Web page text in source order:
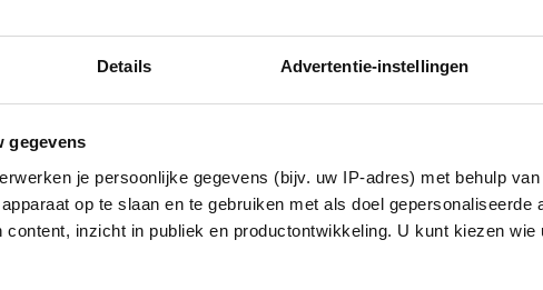
Details Advertentie-instellingen
gegevens
je persoonlijke gegevens (bijv. uw IP-adres) met behulp
op te slaan en te gebruiken met als doel gepersonaliseerde
content, inzicht in publiek en productontwikkeling. U kunt kiezen wie
vloer?
. Als je wilt inclusief het leggen van de vloer. Zij hebben
en uitvoeringen. Als je de vloer zelf gaat leggen dan
vloer je nodig hebt. Houd daarbij rekening met verlies
geldt uiteraard ook voor een ondervloer en plinten.